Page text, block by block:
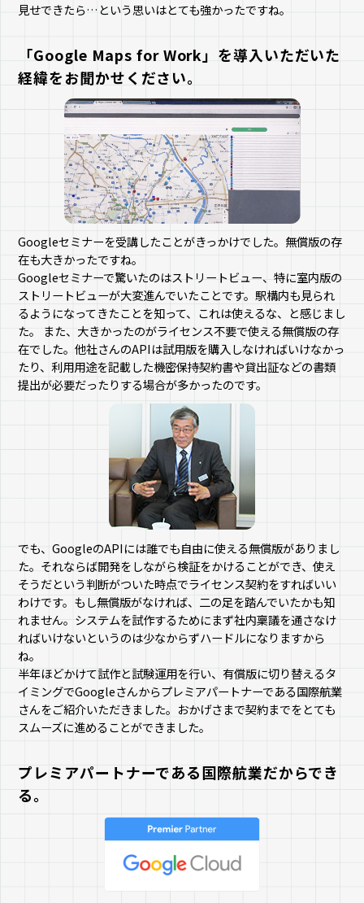
見せできたら…という思いはとても強かったですね。
「Google Maps for Work」を導入いただいた
経緯をお聞かせください。
Googleセミナーを受講したことがきっかけでした。無償版の存
在も大きかったですね。
Googleセミナーで驚いたのはストリートビュー、特に室内版の
ストリートビューが大変進んでいたことです。駅構内も見られ
るようになってきたことを知って、これは使えるな、と感じまし
た。 また、大きかったのがライセンス不要で使える無償版の存
在でした。他社さんのAPIは試用版を購入しなければいけなかっ
たり、利用用途を記載した機密保持契約書や貸出証などの書類
提出が必要だったりする場合が多かったのです。
でも、GoogleのAPIには誰でも自由に使える無償版がありまし
た。それならば開発をしながら検証をかけることができ、使え
そうだという判断がついた時点でライセンス契約をすればいい
わけです。もし無償版がなければ、二の足を踏んでいたかも知
れません。システムを試作するためにまず社内稟議を通さなけ
ればいけないというのは少なからずハードルになりますから
ね。
半年ほどかけて試作と試験運用を行い、有償版に切り替えるタ
イミングでGoogleさんからプレミアパートナーである国際航業
さんをご紹介いただきました。おかげさまで契約までをとても
スムーズに進めることができました。
プレミアパートナーである国際航業だからでき
る。